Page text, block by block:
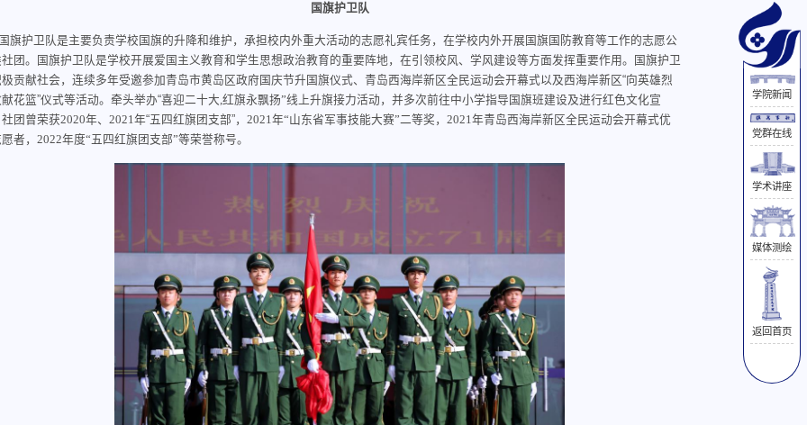
国旗护卫队
国旗护卫队是主要负责学校国旗的升降和维护，承担校内外重大活动的志愿礼宾任务，在学校内外开展国旗国防教育等工作的志愿公
团。国旗护卫队是学校开展爱国主义教育和学生思想政治教育的重要阵地，在引领校风、学风建设等方面发挥重要作用。国旗护卫
极贡献社会，连续多年受邀参加青岛市黄岛区政府国庆节升国旗仪式、青岛西海岸新区全民运动会开幕式以及西海岸新区“向英雄烈
花篮”仪式等活动。牵头举办“喜迎二十大,红旗永飘扬”线上升旗接力活动，并多次前往中小学指导国旗班建设及进行红色文化宣
团曾荣获2020年、2021年“五四红旗团支部”， 2021年“山东省军事技能大赛”二等奖，2021年青岛西海岸新区全民运动会开幕式优
者，2022年度“五四红旗团支部”等荣誉称号。
学院新闻
党群在线
学术讲座
媒体测绘
返回首页